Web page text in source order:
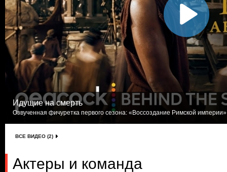
Идущие на смерть
Озвученная фичуретка первого сезона: «Воссоздание Римской
ВСЕ ВИДЕО (2)
Актеры и команда